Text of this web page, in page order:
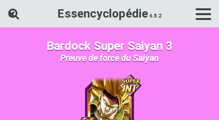
Essencyclopédie
Rechercher une carte Dokkan
Bardock Super Saiyan 3
Preuve de force du Saiyan